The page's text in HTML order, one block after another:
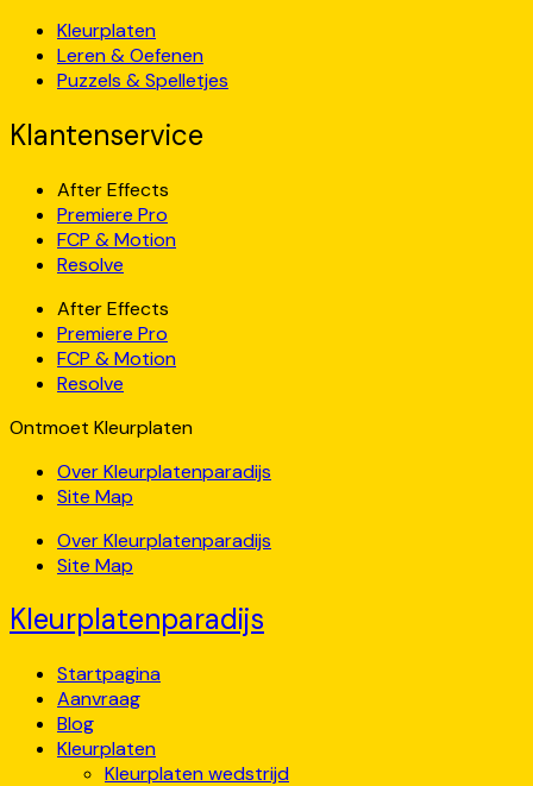
Kleurplaten
Leren & Oefenen
Puzzels & Spelletjes
Klantenservice
After Effects
Premiere Pro
FCP & Motion
Resolve
After Effects
Premiere Pro
FCP & Motion
Resolve
Ontmoet Kleurplaten
Over Kleurplatenparadijs
Site Map
Over Kleurplatenparadijs
Site Map
Kleurplatenparadijs
Startpagina
Aanvraag
Blog
Kleurplaten
Kleurplaten wedstrijd